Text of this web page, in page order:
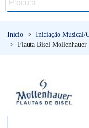
Início > Iniciação Musical/
>
Flauta Bisel